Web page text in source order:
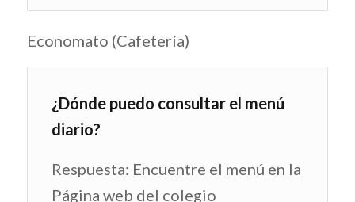
Economato (Cafetería)
¿Dónde puedo consultar el menú
diario?
Respuesta: Encuentre el menú en la
Página web del colegio